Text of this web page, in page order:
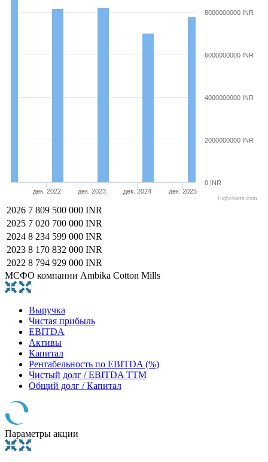
дек. 2022 дек. 2023 дек. 2024 дек. 2025
0 INR
2000000000 INR
4000000000 INR
6000000000 INR
8000000000 INR
Highcharts.com
2026 7 809 500 000 INR
2025 7 020 700 000 INR
2024 8 234 599 000 INR
2023 8 170 832 000 INR
2022 8 794 929 000 INR
МСФО компании Ambika Cotton Mills
Выручка
Чистая прибыль
EBITDA
Активы
Капитал
Рентабельность по EBITDA (%)
Чистый долг / EBITDA TTM
Общий долг / Капитал
Параметры акции